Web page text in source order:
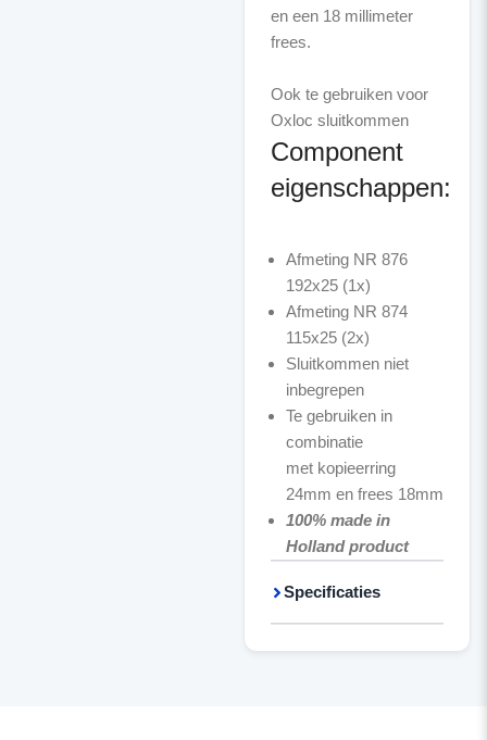
en een 18 millimeter
frees.
Ook te gebruiken voor
Oxloc sluitkommen
Component
eigenschappen:
Afmeting NR 876
192x25 (1x)
Afmeting NR 874
115x25 (2x)
Sluitkommen niet
inbegrepen
Te gebruiken in
combinatie
met kopieerring
24mm en frees 18mm
100% made in
Holland product
Specificaties